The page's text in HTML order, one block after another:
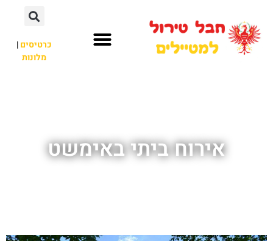
כרטיסים|
מלונות
אירוח ביתי באימשט